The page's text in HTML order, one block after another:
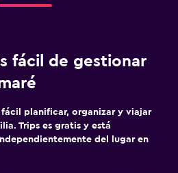
fácil de gestionar
fácil planificar, organizar y viajar
Trips es gratis y está
del lugar en